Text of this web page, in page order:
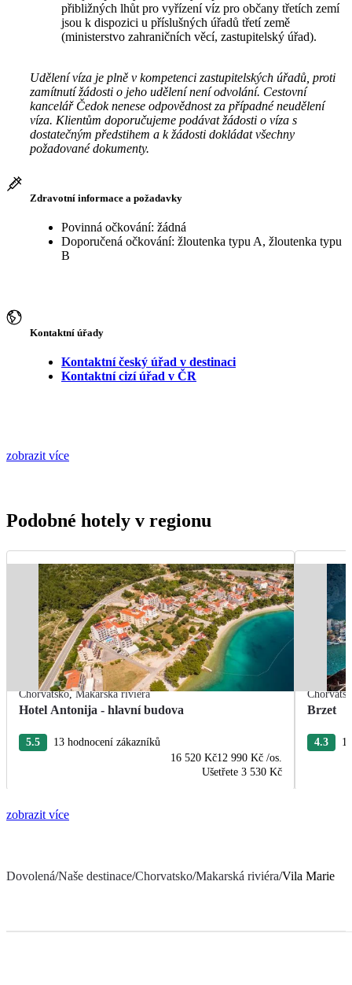
přibližných lhůt pro vyřízení víz pro občany třetích zemí
jsou k dispozici u příslušných úřadů třetí země
(ministerstvo zahraničních věcí, zastupitelský úřad).
Udělení víza je plně v kompetenci zastupitelských úřadů, proti
zamítnutí žádosti o jeho udělení není odvolání. Cestovní
kancelář Čedok nenese odpovědnost za případné neudělení
víza. Klientům doporučujeme podávat žádosti o víza s
dostatečným předstihem a k žádosti dokládat všechny
požadované dokumenty.
Zdravotní informace a požadavky
Povinná očkování: žádná
Doporučená očkování: žloutenka typu A, žloutenka typu
B
Kontaktní úřady
Kontaktní český úřad v destinaci
Kontaktní cizí úřad v ČR
zobrazit více
Podobné hotely v regionu
Chorvatsko,Makarská riviéra
Hotel Antonija - hlavní budova
5.5
13 hodnocení zákazníků
16 520 Kč12 990 Kč /os.
Ušetřete 3 530 Kč
Brzet
4.3
zobrazit více
Dovolená/Naše destinace/Chorvatsko/Makarská riviéra/Vila Marie